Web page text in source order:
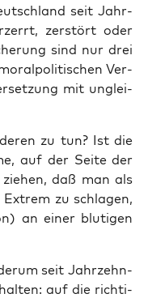
seit Jahr­
zer­stört oder
sind nur drei
Ver­
mit unglei­
zu tun? Ist die
auf der Sei­te der
daß man als
zu schla­gen,
an einer blu­ti­gen
seit Jahr­zehn­
auf die rich­ti­